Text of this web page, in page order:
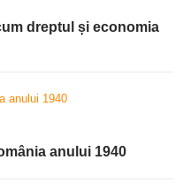
dreptul și economia
anului 1940